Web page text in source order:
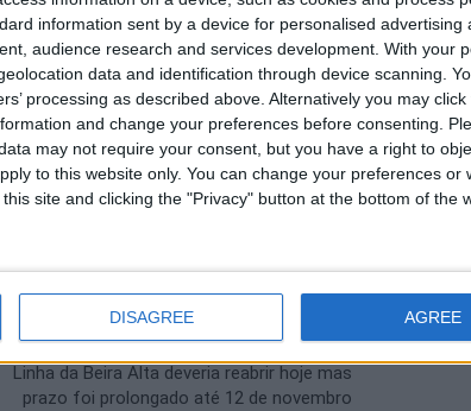
information sent by a device for personalised advertising
audience research and services development. With your
data and identification through device scanning.
processing as described above. Alternatively you may
and change your preferences before consenting.
may not require your consent, but you have a right to
to this website only. You can change your preferences or
site and clicking the "Privacy" button at the bottom of the
DISAGREE AGREE
nos recursos endógenos desta
Próximo artigo
Linha da Beira Alta deveria reabrir hoje mas
prazo foi prolongado até 12 de novembro